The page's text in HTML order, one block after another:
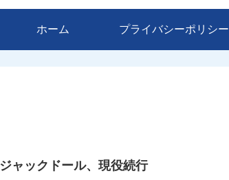
ホーム プライバシーポリシー
ジャックドール、現役続行